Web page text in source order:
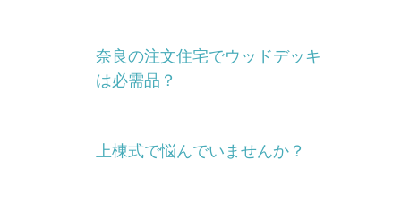
奈良の注文住宅でウッドデッキ
は必需品？
上棟式で悩んでいませんか？